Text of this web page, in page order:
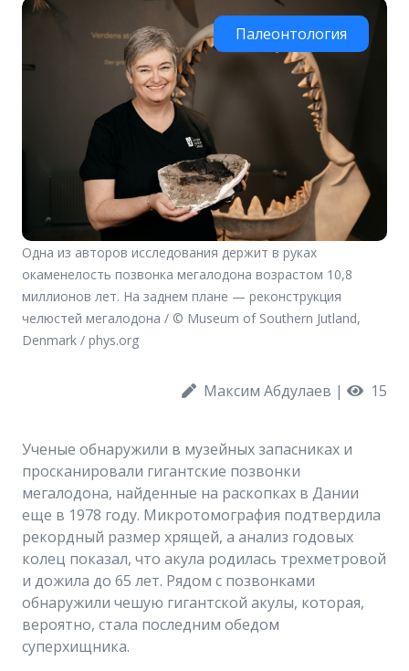
Одна из авторов исследования держит в руках
окаменелость позвонка мегалодона возрастом 10,8
миллионов лет. На заднем плане — реконструкция
челюстей мегалодона / © Museum of Southern Jutland,
Denmark / phys.org
Палеонтология
Максим Абдулаев | 15
Ученые обнаружили в музейных запасниках и
просканировали гигантские позвонки
мегалодона, найденные на раскопках в Дании
еще в 1978 году. Микротомография подтвердила
рекордный размер хрящей, а анализ годовых
колец показал, что акула родилась трехметровой
и дожила до 65 лет. Рядом с позвонками
обнаружили чешую гигантской акулы, которая,
вероятно, стала последним обедом
суперхищника.